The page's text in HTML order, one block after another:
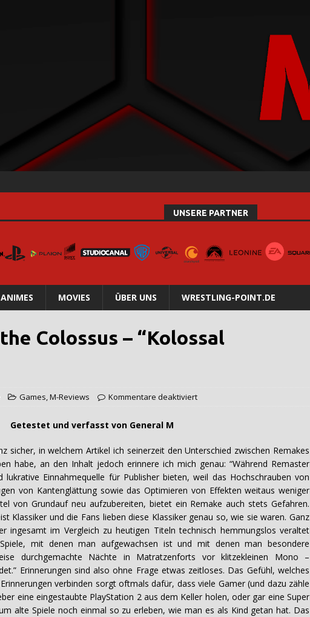
UNSERE PARTNER
ANIMES MOVIES ÜBER UNS WRESTLING-POINT.DE
Colossus – “Kolossal
Games,M-Reviews Kommentare deaktiviert
von General M
sicher, in welchem Artikel ich seinerzeit den Unterschied zwischen Remakes
habe, an den Inhalt jedoch erinnere ich mich genau: “Während Remaster
Einnahmequelle für Publisher bieten, weil das Hochschrauben von
von Kantenglättung sowie das Optimieren von Effekten weitaus weniger
von Grundauf neu aufzubereiten, bietet ein Remake auch stets Gefahren.
Klassiker und die Fans lieben diese Klassiker genau so, wie sie waren. Ganz
ingesamt im Vergleich zu heutigen Titeln technisch hemmungslos veraltet
mit denen man aufgewachsen ist und mit denen man besondere
durchgemachte Nächte in Matratzenforts vor klitzekleinen Mono –
Erinnerungen sind also ohne Frage etwas zeitloses. Das Gefühl, welches
verbinden sorgt oftmals dafür, dass viele Gamer (und dazu zähle
eine eingestaubte PlayStation 2 aus dem Keller holen, oder gar eine Super
alte Spiele noch einmal so zu erleben, wie man es als Kind getan hat. Das